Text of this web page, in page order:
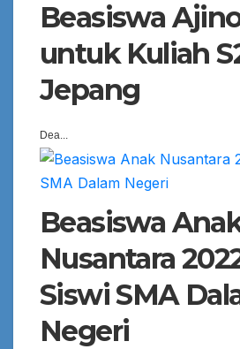
Beasiswa
untuk Kuliah
Jepang
Dea...
Beasiswa
Nusantara
Siswi SMA
Negeri